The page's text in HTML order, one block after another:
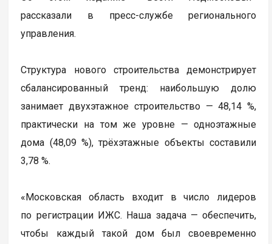
рассказали в пресс-службе регионального
управления.
Структура нового строительства демонстрирует
сбалансированный тренд: наибольшую долю
занимает двухэтажное строительство — 48,14 %,
практически на том же уровне — одноэтажные
дома (48,09 %), трёхэтажные объекты составили
3,78 %.
«Московская область входит в число лидеров
по регистрации ИЖС. Наша задача — обеспечить,
чтобы каждый такой дом был своевременно